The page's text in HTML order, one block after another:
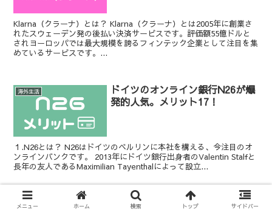
Klarna（クラーナ）とは？ Klarna（クラーナ）とは2005年に創業さ
れたスウェーデン発の後払い決済サービスです。評価額55億ドルと
されヨーロッパでは最大規模を誇るフィンテック企業として注目を集
めているサービスです。...
海外生活
ドイツのオンライン銀行N26が爆
発的人気。メリット17！
１.N26とは？ N26はドイツのベルリンに本社を構える、今注目のオ
ンラインバンクです。 2013年にドイツ銀行出身者のValentin Stalfと
長年の友人であるMaximilian Tayenthalによって設立...
海外生活
ドイツで買える定番コーヒー5選
メニュー ホーム 検索 トップ サイドバー